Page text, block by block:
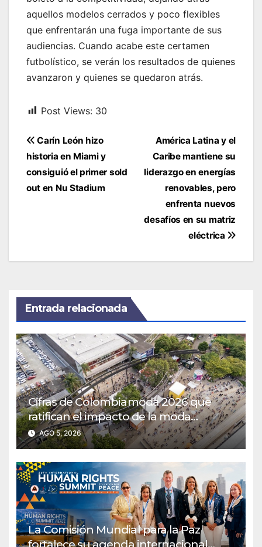
aquellos modelos cerrados y poco flexibles
que enfrentarán una fuga importante de sus
audiencias. Cuando acabe este certamen
futbolístico, se verán los resultados de quienes
avanzaron y quienes se quedaron atrás.
Post Views: 30
Navegación
de
entradas
América Latina y el
Caribe mantiene su
liderazgo en energías
renovables, pero
enfrenta nuevos
desafíos en su matriz
eléctrica
Carín León hizo
historia en Miami y
consiguió el primer sold
out en Nu Stadium
Entrada relacionada
Cifras de Colombiamoda 2026 que
ratifican el impacto de la moda
colombiana en su camino hacia la
internacionalización
AGO 5, 2026
La Comisión Mundial para la Paz